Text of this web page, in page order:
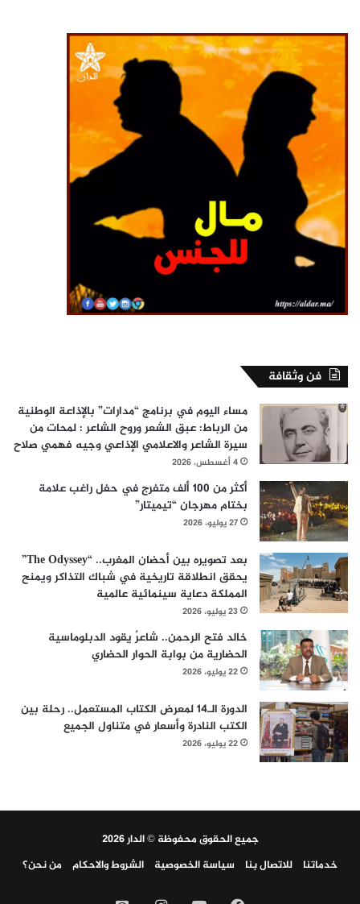
فن وثقافة
مساء اليوم في برنامج “مدارات” بالإذاعة الوطنية
من الرباط: عبق الشعر وروح الشاعر : لمحات من
سيرة الشاعر والاعلامي الإذاعي وجيه فهمي صلاح
4 أغسطس، 2026
أكثر من 100 ألف متفرج في حفل راغب علامة
بختام مهرجان “تيميتار”
27 يوليو، 2026
بعد تصويره بين أحضان المغرب.. “The Odyssey”
يحقق انطلاقة تاريخية في شباك التذاكر ويمنح
المملكة دعاية سينمائية عالمية
23 يوليو، 2026
خالد فتح الرحمن.. شاعرٌ يقود الدبلوماسية
الحضارية من بوابة الحوار الحضاري
22 يوليو، 2026
الدورة الـ14 لمعرض الكتاب المستعمل.. رحلة بين
الكتب النادرة وأسعار في متناول الجميع
22 يوليو، 2026
جميع الحقوق محفوظة © الدار 2026
خدماتنا
للاتصال بنا سياسة الخصوصية الشروط والاحكام من نحن؟